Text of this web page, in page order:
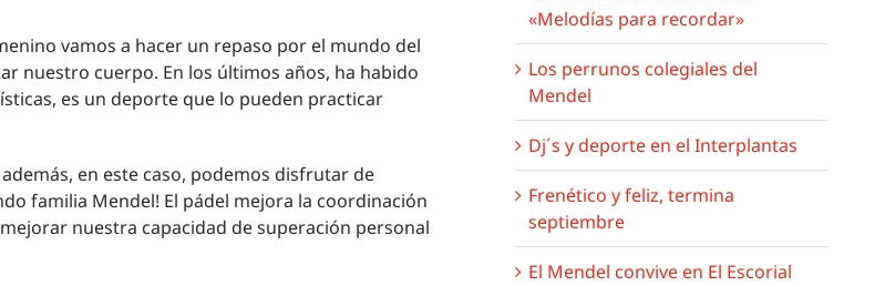
vamos a hacer un repaso por el mundo del
nuestro cuerpo. En los últimos años, ha habido
es un deporte que lo pueden practicar
en este caso, podemos disfrutar de
familia Mendel! El pádel mejora la coordinación
nuestra capacidad de superación personal
«Melodías para recordar»
Los perrunos colegiales del
Mendel
Dj´s y deporte en el Interplantas
Frenético y feliz, termina
septiembre
El Mendel convive en El Escorial